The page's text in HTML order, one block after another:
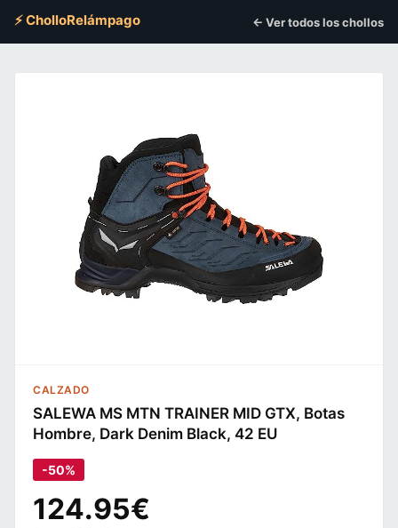
⚡ CholloRelámpago ← Ver todos los chollos
CALZADO
SALEWA MS MTN TRAINER MID GTX, Botas
Hombre, Dark Denim Black, 42 EU
-50%
124.95€